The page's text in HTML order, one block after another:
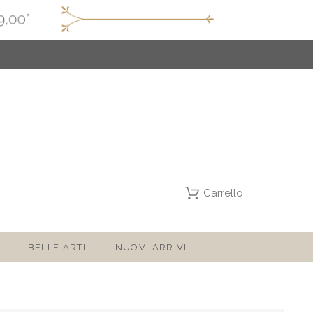
Carrello
BELLE ARTI NUOVI ARRIVI